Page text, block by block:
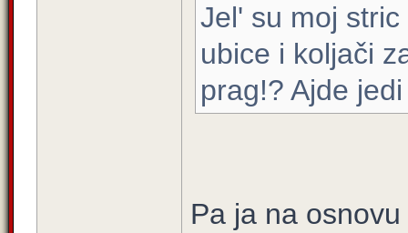
Jel' su moj
ubice i koljači
prag!? Ajde
Pa ja na